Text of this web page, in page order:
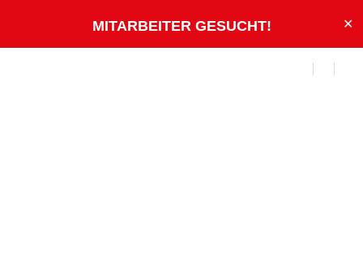
MITARBEITER GESUCHT! ✕